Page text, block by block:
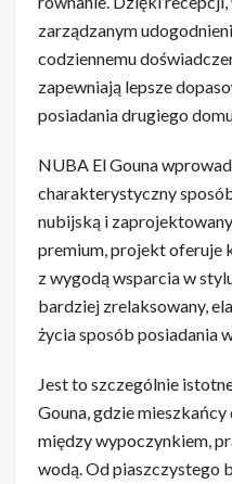
zarządzanym
codziennemu
zapewniają lepsze
posiadania drugiego
NUBA El Gouna
charakterystyczny
nubijską i
premium, projekt oferuje
z wygodą wsparcia w
bardziej zrelaksowany,
życia sposób posiadania
Jest to szczególnie
Gouna, gdzie mieszkańcy
między wypoczynkiem,
wodą. Od piaszczystego